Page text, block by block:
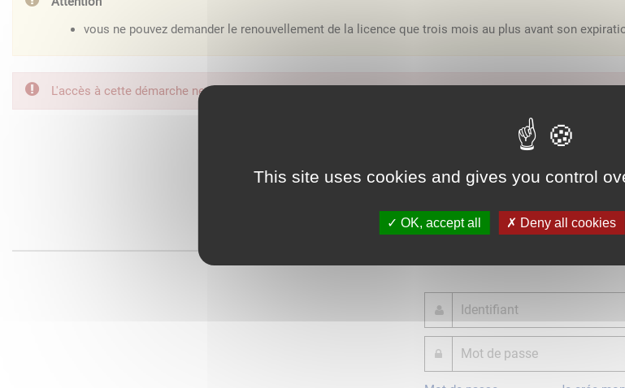
This site uses cookies and gives you control
OK, accept all Deny all cookies
vous ne pouvez demander le renouvellement de la licence que trois mois au plus avant son
L'accès à cette démarche ne vous est pas autorisé. Afin d'y avoir accès, vous devez
FranceConnect est la solution proposée par l'Etat pour sécuriser et
Qu'est-ce que FranceConnect ?